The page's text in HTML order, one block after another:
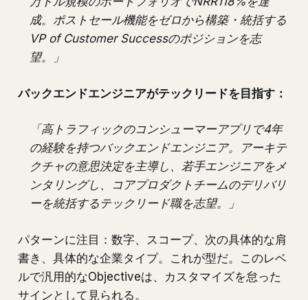
成。ポストセール機能をゼロから構築・統括する
VP of Customer Successのポジションを志
望。」
バックエンドエンジニアがテックリードを目指す：
「高トラフィックのコンシューマーアプリで4年
の経験を持つバックエンドエンジニア。アーキテ
クチャの意思決定を主導し、若手エンジニアをメ
ンタリングし、コアプロダクトチームのデリバリ
ーを統括するテックリード職を志望。」
パターンに注目：数字、スコープ、次の具体的な肩
書き、具体的な企業タイプ。これが型だ。このレベ
ルで汎用的なObjectiveは、カスタマイズを怠った
サインとして見られる。